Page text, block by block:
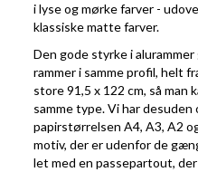
i lyse og mørke farver -
klassiske matte farver.
Den gode styrke i
rammer i samme profil, helt
store 91,5 x 122 cm, så man
samme type. Vi har
papirstørrelsen A4, A3, A2
motiv, der er udenfor de
let med en passepartout,